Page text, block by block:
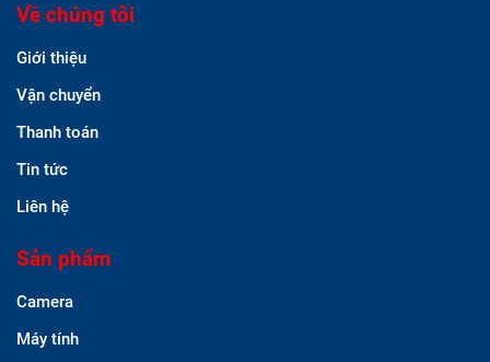
Về chúng tôi
Giới thiệu
Vận chuyển
Thanh toán
Tin tức
Liên hệ
Sản phẩm
Camera
Máy tính